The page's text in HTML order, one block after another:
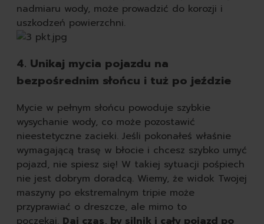
nadmiaru wody, może prowadzić do korozji i
uszkodzeń powierzchni.
4. Unikaj mycia pojazdu na
bezpośrednim słońcu i tuż po jeździe
Mycie w pełnym słońcu powoduje szybkie
wysychanie wody, co może pozostawić
nieestetyczne zacieki. Jeśli pokonałeś właśnie
wymagającą trasę w błocie i chcesz szybko umyć
pojazd, nie spiesz się! W takiej sytuacji pośpiech
nie jest dobrym doradcą. Wiemy, że widok Twojej
maszyny po ekstremalnym tripie może
przyprawiać o dreszcze, ale mimo to
poczekaj. Daj czas, by silnik i cały pojazd po